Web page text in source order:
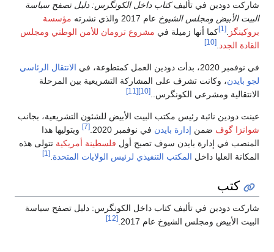
شاركت دودين في تأليفكتاب داخل الكونگرس: دليل تصفح سياسة
البيت الأبيض ومجلس الشيوخ عام 2017 والذي نشرته
مؤسسة
بروكينگز
[1] كما أنها زميلة في مشروع ترومان للأمن الوطني ومجلس
القادة الجدد [10]
في نوفمبر 2020، بدأت دودين العمل كمتطوعة، في
الانتقال الرئاسي
لجو بايدن، وكانت تشرف على المشاركة التشريعية بين المرحلة
الانتقالية ومشرعي الكونگرس..
[10]
[11]
عينت دودين نائبة رئيس مكتب البيت الأبيض للشئون التشريعية، بجانب
شوانزا گوف ضمن إدارة بايدن في نوفمبر 2020. [7]
وبتوليها هذا
المنصب في إدارة بايدن سوف تصبح أول فلسطينة أمريكية تتولى هذه
المكانة العليا داخل المكتب التنفيذي لرئيس الولايات المتحدة [1]
كتب
شاركت دودين في تأليف كتاب داخل الكونگرس: دليل تصفح سياسة
البيت الأبيض ومجلس الشيوخ عام 2017.
[12]